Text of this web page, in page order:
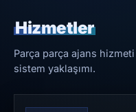
Hizmetler
Parça parça ajans
sistem yaklaşımı.